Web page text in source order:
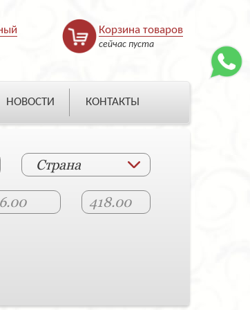
Корзина товаров
сейчас пуста
НОВОСТИ КОНТАКТЫ
Страна